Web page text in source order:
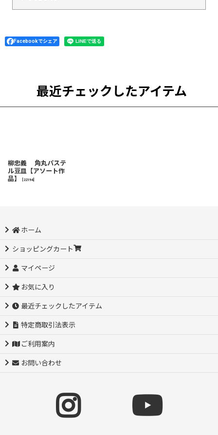
Facebookでシェア
最近チェックしたアイテム
柳忠義 角丸パステ
ル豆皿【アソート作
品】
22194]
ホーム
ショッピングカート
マイページ
お気に入り
最近チェックしたアイテム
特定商取引法表示
ご利用案内
お問い合わせ